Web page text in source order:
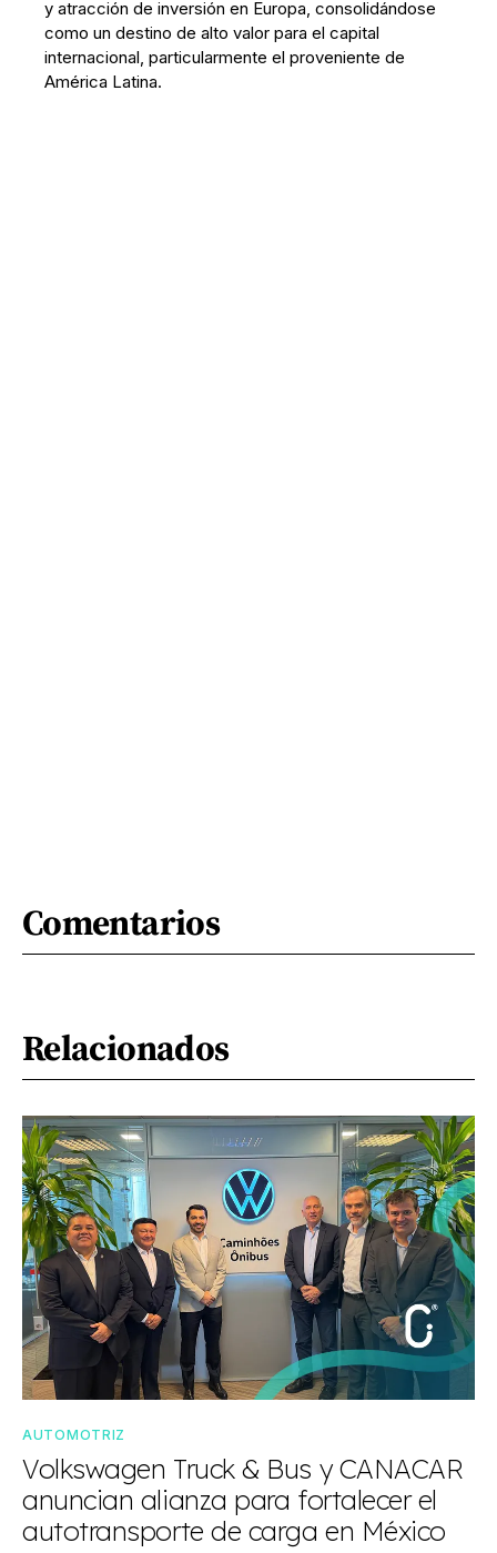
y atracción de inversión en Europa, consolidándose
como un destino de alto valor para el capital
internacional, particularmente el proveniente de
América Latina.
Comentarios
Relacionados
AUTOMOTRIZ
Volkswagen Truck & Bus y CANACAR
anuncian alianza para fortalecer el
autotransporte de carga en México